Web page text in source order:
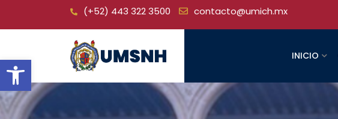
Open toolbar
(+52) 443 322 3500 contacto@umich.mx
INICIO